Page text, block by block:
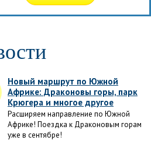
Новый маршрут по Южной
Африке: Драконовы горы, парк
Крюгера и многое другое
Расширяем направление по Южной
Африке! Поездка к Драконовым горам
уже в сентябре!